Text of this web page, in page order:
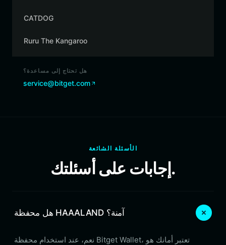
CATDOG
Ruru The Kangaroo
هل تحتاج إلى مساعدة؟
service@bitget.com
الأسئلة الشائعة
إجابات على أسئلتك.
هل محفظة HAAALAND آمنة؟
نعم، عند استخدام محفظة Bitget Wallet، تعتبر أمانك هو